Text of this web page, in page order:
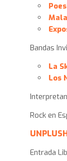
Bandas
La
Los
Rock en
Entrada